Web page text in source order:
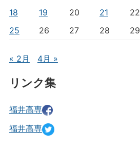
18
19 20 21 22
25
26 27 28 29
« 2月 4月 »
リンク集
福井高専
福井高専